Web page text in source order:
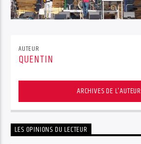
AUTEUR
QUENTIN
ARCHIVES DE L'AUTEUR
LES OPINIONS DU LECTEUR